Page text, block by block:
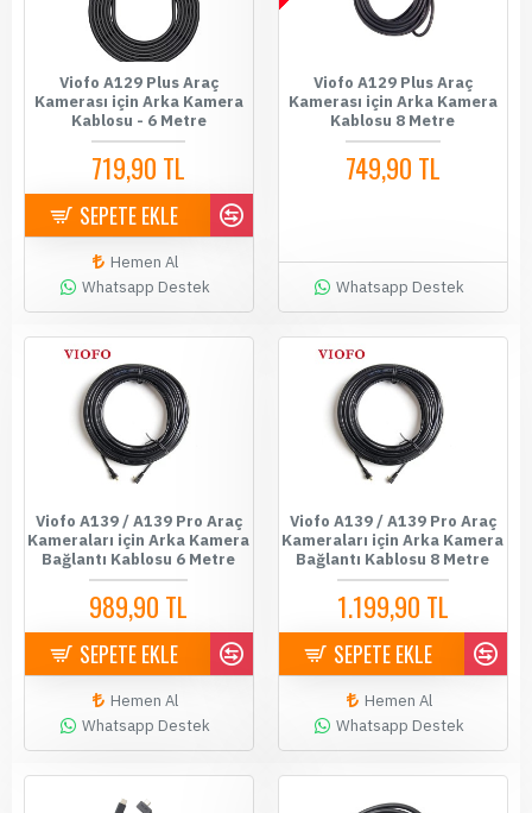
Viofo A129 Plus Araç
Kamerası için Arka Kamera
Kablosu - 6 Metre
719,90 TL
SEPETE EKLE
Hemen Al
Whatsapp Destek
Viofo A129 Plus Araç
Kamerası için Arka Kamera
Kablosu 8 Metre
749,90 TL
Whatsapp Destek
Viofo A139 / A139 Pro Araç
Kameraları için Arka Kamera
Bağlantı Kablosu 6 Metre
989,90 TL
SEPETE EKLE
Hemen Al
Whatsapp Destek
Viofo A139 / A139 Pro Araç
Kameraları için Arka Kamera
Bağlantı Kablosu 8 Metre
1.199,90 TL
SEPETE EKLE
Hemen Al
Whatsapp Destek